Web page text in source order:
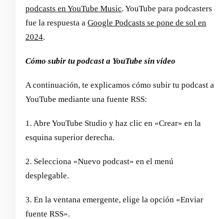
podcasts en YouTube Music. YouTube para podcasters
fue la respuesta a Google Podcasts se pone de sol en
2024.
Cómo subir tu podcast a YouTube sin vídeo
A continuación, te explicamos cómo subir tu podcast a
YouTube mediante una fuente RSS:
1. Abre YouTube Studio y haz clic en «Crear» en la
esquina superior derecha.
2. Selecciona «Nuevo podcast» en el menú
desplegable.
3. En la ventana emergente, elige la opción «Enviar
fuente RSS».